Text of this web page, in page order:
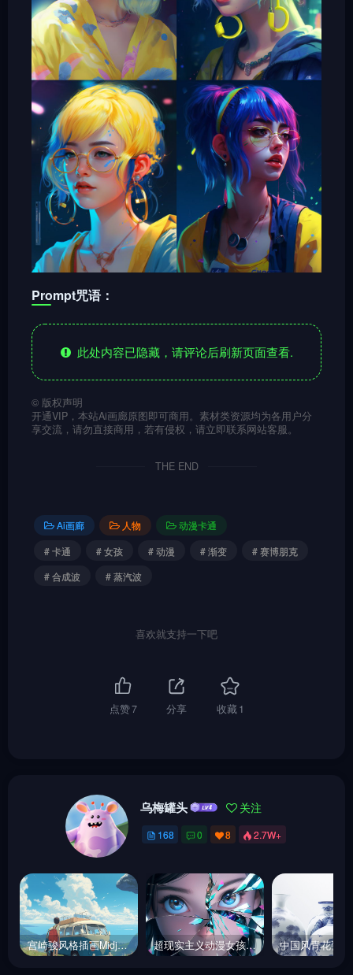
Prompt咒语：
此处内容已隐藏，请评论后刷新页面查看.
© 版权声明
开通VIP，本站Ai画廊原图即可商用。素材类资源均为各用户分
享交流，请勿直接商用，若有侵权，请立即联系网站客服。
THE END
Ai画廊 人物
动漫卡通
# 卡通
# 女孩 # 动漫 # 渐变
# 赛博朋克
# 合成波
# 蒸汽波
喜欢就支持一下吧
点赞7 分享 收藏1
乌梅罐头 关注
168 0 8 2.7W+
宫崎骏风格插画Midjourney关键词 超现实主义动漫女孩碎片Midjourney关键词